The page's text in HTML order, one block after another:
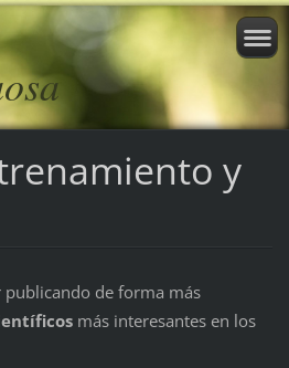
y
de forma más
más interesantes en los